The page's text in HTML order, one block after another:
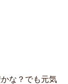
な？でも元気